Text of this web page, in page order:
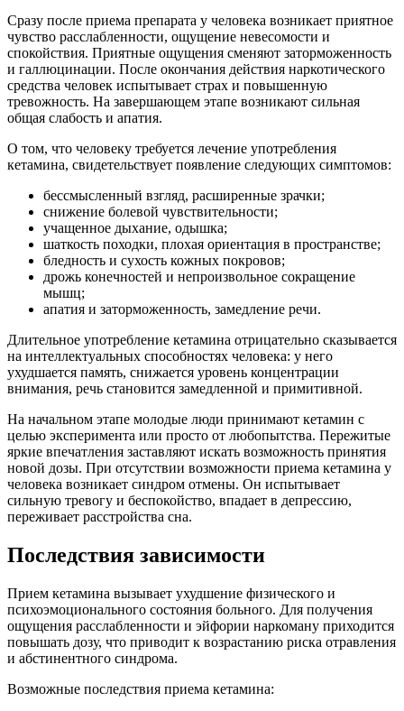
Сразу после приема препарата у человека возникает приятное
чувство расслабленности, ощущение невесомости и
спокойствия. Приятные ощущения сменяют заторможенность
и галлюцинации. После окончания действия наркотического
средства человек испытывает страх и повышенную
тревожность. На завершающем этапе возникают сильная
общая слабость и апатия.
О том, что человеку требуется лечение употребления
кетамина, свидетельствует появление следующих симптомов:
бессмысленный взгляд, расширенные зрачки;
снижение болевой чувствительности;
учащенное дыхание, одышка;
шаткость походки, плохая ориентация в пространстве;
бледность и сухость кожных покровов;
дрожь конечностей и непроизвольное сокращение
мышц;
апатия и заторможенность, замедление речи.
Длительное употребление кетамина отрицательно сказывается
на интеллектуальных способностях человека: у него
ухудшается память, снижается уровень концентрации
внимания, речь становится замедленной и примитивной.
На начальном этапе молодые люди принимают кетамин с
целью эксперимента или просто от любопытства. Пережитые
яркие впечатления заставляют искать возможность принятия
новой дозы. При отсутствии возможности приема кетамина у
человека возникает синдром отмены. Он испытывает
сильную тревогу и беспокойство, впадает в депрессию,
переживает расстройства сна.
Последствия зависимости
Прием кетамина вызывает ухудшение физического и
психоэмоционального состояния больного. Для получения
ощущения расслабленности и эйфории наркоману приходится
повышать дозу, что приводит к возрастанию риска отравления
и абстинентного синдрома.
Возможные последствия приема кетамина: